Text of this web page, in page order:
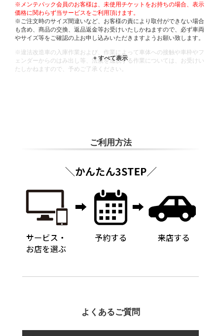
※メンテパック会員のお客様は、未使用チケットをお持ちの場合、表示
価格に関わらず当サービスをご利用頂けます。
※ご注文時のサイズ間違いなど、お客様の責により取付ができない場合
も含め、商品の交換、返品返金等お受けいたしかねますので、必ず車両
やサイズ等をご確認の上お申し込みいただきますようお願い致します。
※違法改造車の入庫作業および、作業によって車体への接触や車枠やフ
ェンダーからのはみ出し等、法規を逸脱する作業については、お受けい
たしかねますので、予めご了承ください。
ご利用方法
よくあるご質問